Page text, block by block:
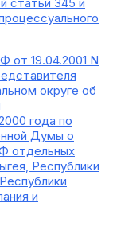
от 19.04.2001 N
округе об
года по
Думы о
отдельных
Республики
и